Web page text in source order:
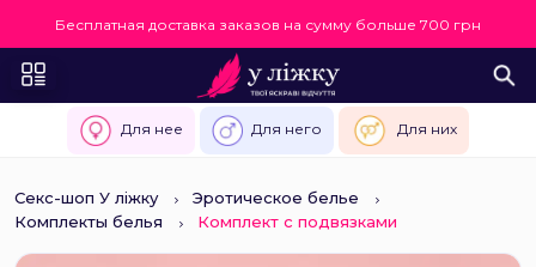
Бесплатная доставка заказов на сумму больше 700 грн
Для нее Для него Для них
Секс-шоп У ліжку
Эротическое белье
Комплекты белья
Комплект с подвязками